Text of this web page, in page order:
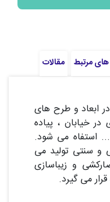
های مرتبط مقالات
ابعاد و طرح های
خیابان ، پیاده
استفاه می شود.
سنتی تولید می
و زیباسازی
می گیرد.